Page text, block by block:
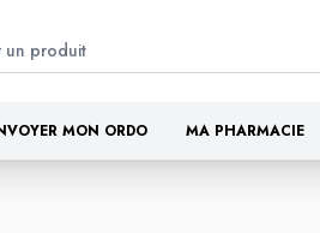
MON ORDO MA PHARMACIE